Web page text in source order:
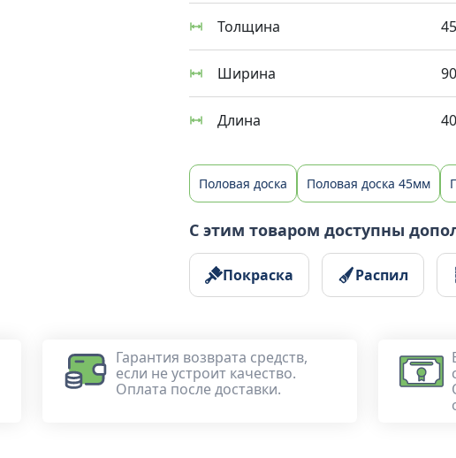
Толщина 45
Ширина 90
Длина
Половая доска Половая доска 45мм
С этим товаром доступны
Покраска Распил
Гарантия возврата средств,
если не устроит качество.
Оплата после доставки.